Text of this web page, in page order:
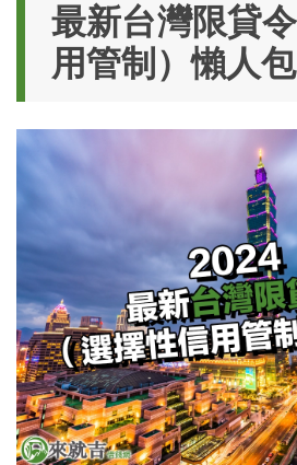
最新台灣限貸
用管制）懶人包